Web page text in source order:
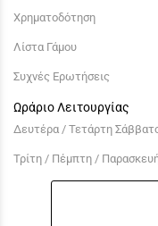
Χρηματοδότηση
Λίστα Γάμου
Συχνές Ερωτήσεις
Ωράριο Λειτουργίας
Δευτέρα / Τετάρτη
Τρίτη / Πέμπτη /